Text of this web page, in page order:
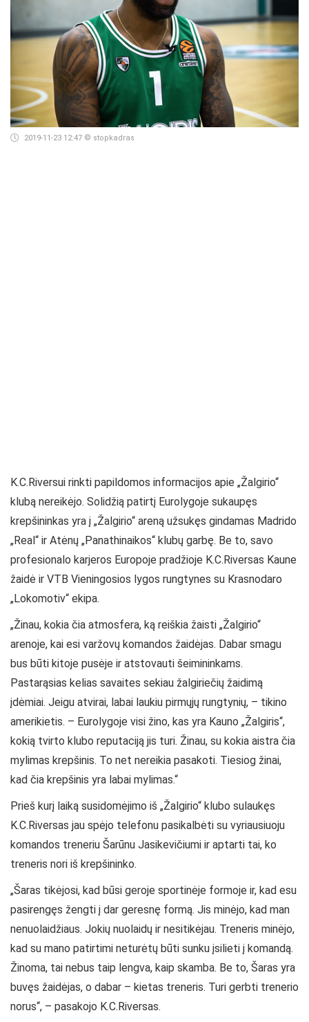
2019-11-23 12:47 © stopkadras
K.C.Riversui rinkti papildomos informacijos apie „Žalgirio“
klubą nereikėjo. Solidžią patirtį Eurolygoje sukaupęs
krepšininkas yra į „Žalgirio“ areną užsukęs gindamas Madrido
„Real“ ir Atėnų „Panathinaikos“ klubų garbę. Be to, savo
profesionalo karjeros Europoje pradžioje K.C.Riversas Kaune
žaidė ir VTB Vieningosios lygos rungtynes su Krasnodaro
„Lokomotiv“ ekipa.
„Žinau, kokia čia atmosfera, ką reiškia žaisti „Žalgirio“
arenoje, kai esi varžovų komandos žaidėjas. Dabar smagu
bus būti kitoje pusėje ir atstovauti šeimininkams.
Pastarąsias kelias savaites sekiau žalgiriečių žaidimą
įdėmiai. Jeigu atvirai, labai laukiu pirmųjų rungtynių, – tikino
amerikietis. – Eurolygoje visi žino, kas yra Kauno „Žalgiris“,
kokią tvirto klubo reputaciją jis turi. Žinau, su kokia aistra čia
mylimas krepšinis. To net nereikia pasakoti. Tiesiog žinai,
kad čia krepšinis yra labai mylimas.“
Prieš kurį laiką susidomėjimo iš „Žalgirio“ klubo sulaukęs
K.C.Riversas jau spėjo telefonu pasikalbėti su vyriausiuoju
komandos treneriu Šarūnu Jasikevičiumi ir aptarti tai, ko
treneris nori iš krepšininko.
„Šaras tikėjosi, kad būsi geroje sportinėje formoje ir, kad esu
pasirengęs žengti į dar geresnę formą. Jis minėjo, kad man
nenuolaidžiaus. Jokių nuolaidų ir nesitikėjau. Treneris minėjo,
kad su mano patirtimi neturėtų būti sunku įsilieti į komandą.
Žinoma, tai nebus taip lengva, kaip skamba. Be to, Šaras yra
buvęs žaidėjas, o dabar – kietas treneris. Turi gerbti trenerio
norus“, – pasakojo K.C.Riversas.